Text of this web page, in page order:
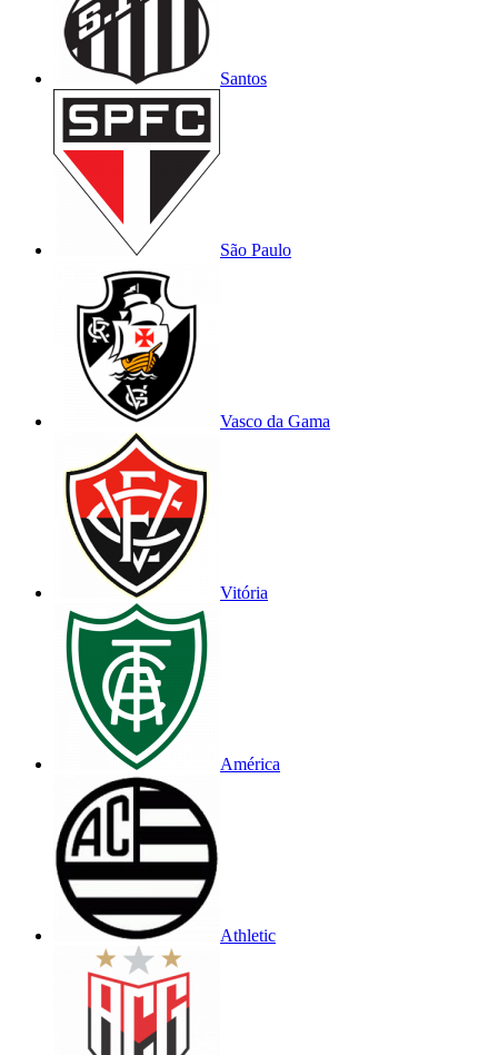
Santos
São Paulo
Vasco da Gama
Vitória
América
Athletic